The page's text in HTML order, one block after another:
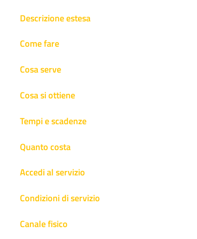
Descrizione estesa
Come fare
Cosa serve
Cosa si ottiene
Tempi e scadenze
Quanto costa
Accedi al servizio
Condizioni di servizio
Canale fisico